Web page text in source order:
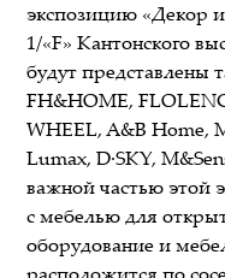
экспозицию «Декор
1/«F» Кантонского
будут представлены
FH&HOME,
WHEEL, A&B Home,
Lumax, D·SKY,
важной частью этой
с мебелью для
оборудование и